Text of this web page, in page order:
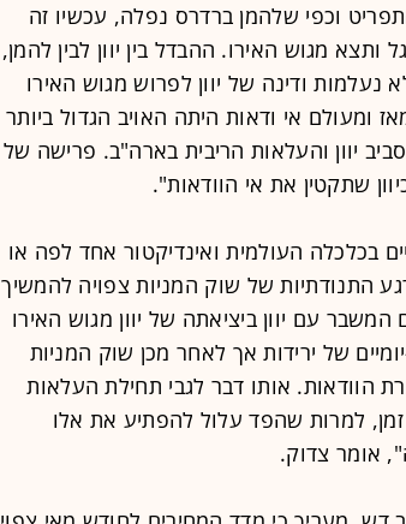
וכפי שלהמן ברדרס נפלה, עכשיו זה
מגוש האירו. ההבדל בין יוון לבין להמן,
ודינה של יוון לפרוש מגוש האירו
ומעולם אי ודאות היתה האויב הגדול ביותר
יוון והעלאות הריבית בארה"ב. פרישה של
שתקטין את אי הוודאות".
בכלכלה העולמית ואינדיקטור אחד לפה או
התנודתיות של שוק המניות צפויה להמשיך
המשבר עם יוון ביציאתה של יוון מגוש האירו
של ירידות אך לאחר מכן שוק המניות
הוודאות. אותו דבר לגבי תחילת העלאות
זמן, למרות שהפד עלול להפתיע את אלו
אומר צדוק.